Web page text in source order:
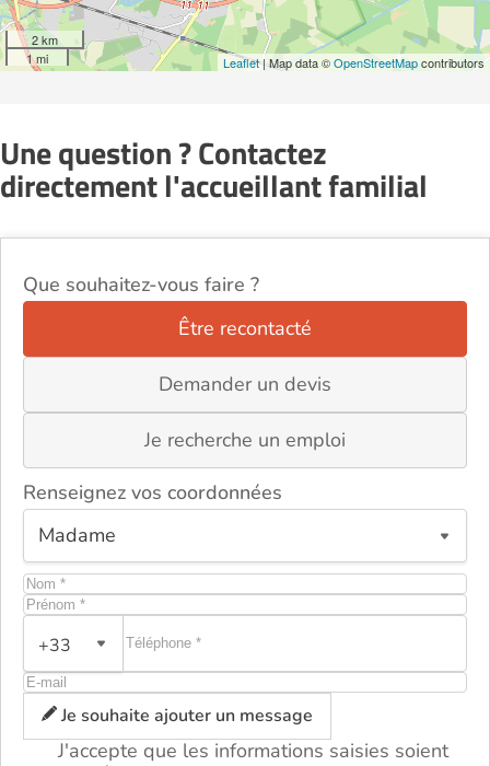
2 km
1 mi
Leaflet| Map data ©OpenStreetMapcontributors
Une question ? Contactez
directement l'accueillant familial
Que souhaitez-vous faire ?
Être recontacté
Demander un devis
Je recherche un emploi
Renseignez vos coordonnées
+33
Je souhaite ajouter un message
J'accepte que les informations saisies soient
ou